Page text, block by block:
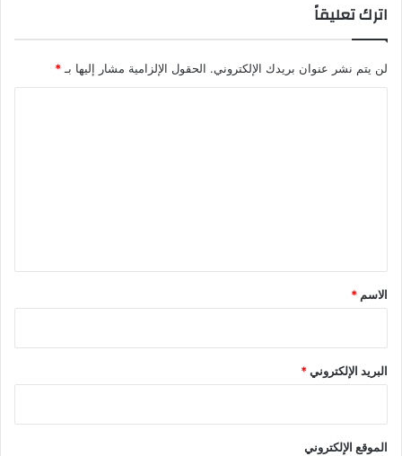
اترك تعليقاً
لن يتم نشر عنوان بريدك الإلكتروني. الحقول الإلزامية مشار إليها بـ*
*
الاسم *
البريد الإلكتروني*
الموقع الإلكتروني